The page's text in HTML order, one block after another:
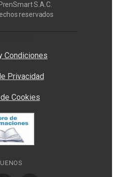
S.A.C.
reservados
Condiciones
Privacidad
Cookies